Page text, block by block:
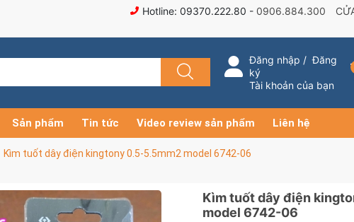
Hotline: 09370.222.80 - 0906.884.300
Đăng nhập /Đăng
ký
Tài khoản của bạn
Sản phẩm Tin tức Video review sản phẩm Liên hệ
Kìm tuốt dây điện kingtony 0.5-5.5mm2 model 6742-06
Kìm tuốt dây điện
model 6742-06